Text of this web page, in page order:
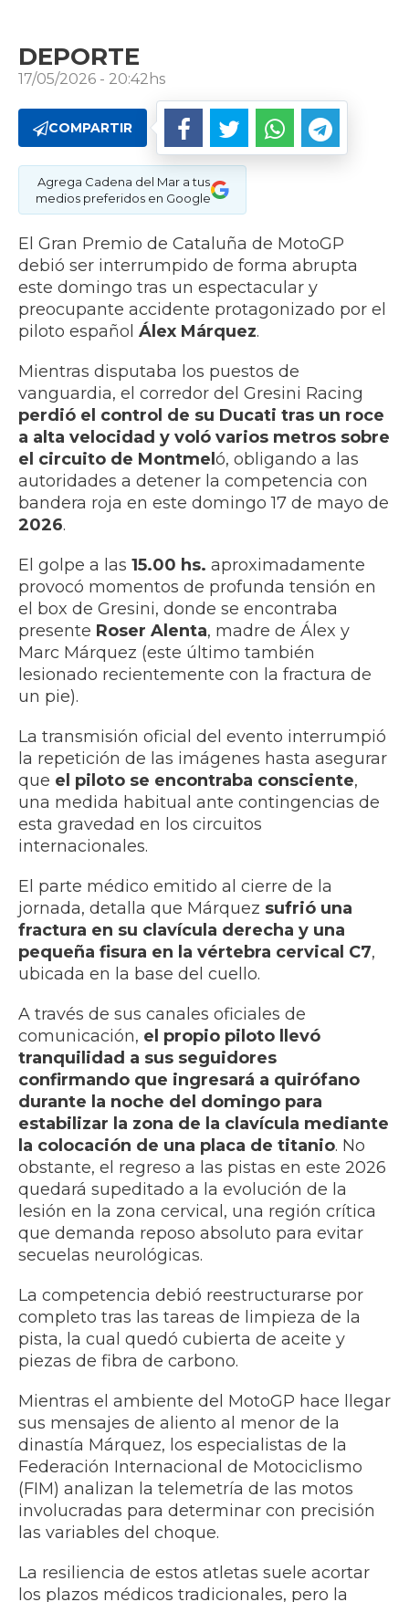
DEPORTE
17/05/2026 - 20:42hs
COMPARTIR
Agrega Cadena del Mar a tus
medios preferidos en Google
El Gran Premio de Cataluña de MotoGP
debió ser interrumpido de forma abrupta
este domingo tras un espectacular y
preocupante accidente protagonizado por el
piloto español Álex Márquez.
Mientras disputaba los puestos de
vanguardia, el corredor del Gresini Racing
perdió el control de su Ducati tras un roce
a alta velocidad y voló varios metros sobre
el circuito de Montmeló, obligando a las
autoridades a detener la competencia con
bandera roja en este domingo 17 de mayo de
2026.
El golpe a las 15.00 hs. aproximadamente
provocó momentos de profunda tensión en
el box de Gresini, donde se encontraba
presente Roser Alenta, madre de Álex y
Marc Márquez (este último también
lesionado recientemente con la fractura de
un pie).
La transmisión oficial del evento interrumpió
la repetición de las imágenes hasta asegurar
que el piloto se encontraba consciente,
una medida habitual ante contingencias de
esta gravedad en los circuitos
internacionales.
El parte médico emitido al cierre de la
jornada, detalla que Márquez sufrió una
fractura en su clavícula derecha y una
pequeña fisura en la vértebra cervical C7,
ubicada en la base del cuello.
A través de sus canales oficiales de
comunicación, el propio piloto llevó
tranquilidad a sus seguidores
confirmando que ingresará a quirófano
durante la noche del domingo para
estabilizar la zona de la clavícula mediante
la colocación de una placa de titanio. No
obstante, el regreso a las pistas en este 2026
quedará supeditado a la evolución de la
lesión en la zona cervical, una región crítica
que demanda reposo absoluto para evitar
secuelas neurológicas.
La competencia debió reestructurarse por
completo tras las tareas de limpieza de la
pista, la cual quedó cubierta de aceite y
piezas de fibra de carbono.
Mientras el ambiente del MotoGP hace llegar
sus mensajes de aliento al menor de la
dinastía Márquez, los especialistas de la
Federación Internacional de Motociclismo
(FIM) analizan la telemetría de las motos
involucradas para determinar con precisión
las variables del choque.
La resiliencia de estos atletas suele acortar
los plazos médicos tradicionales, pero la